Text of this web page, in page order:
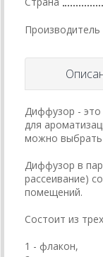
Производитель
Диффузор - это
для
можно выбрать
Диффузор в
рассеивание)
помещений.
Состоит из
1 - флакон,